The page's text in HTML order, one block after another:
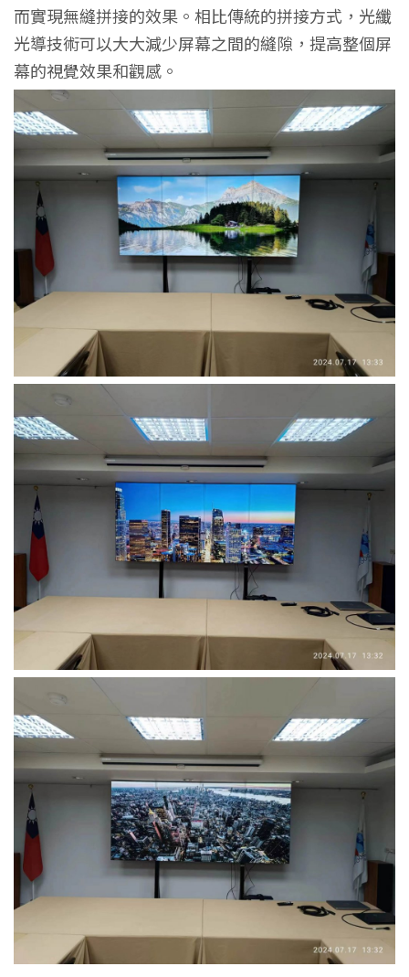
而實現無縫拼接的效果。相比傳統的拼接方式，光纖
光導技術可以大大減少屏幕之間的縫隙，提高整個屏
幕的視覺效果和觀感。